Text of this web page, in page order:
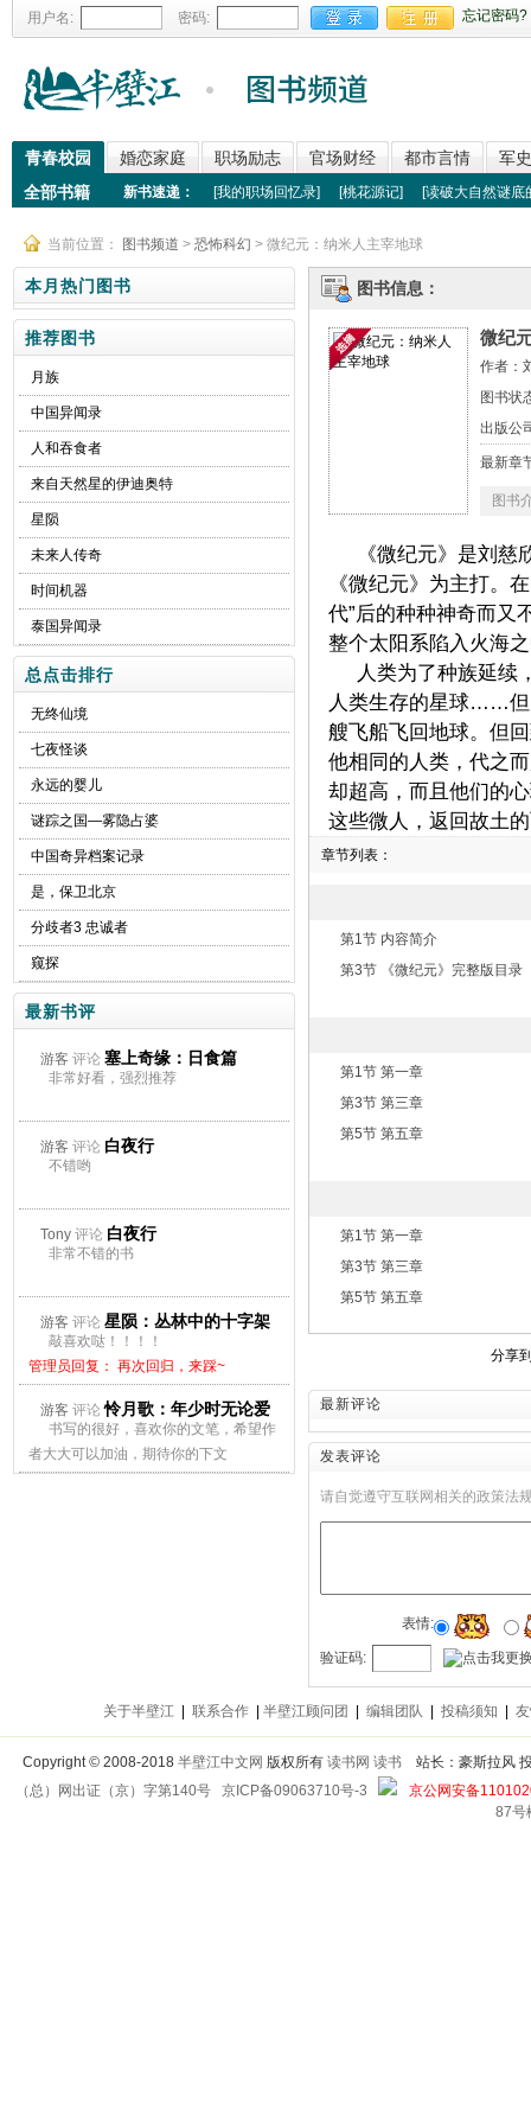
用户名: 密码: 忘记密码?
青春校园 婚恋家庭 职场励志 官场财经 都市言情
军
全部书籍
新书速递： [我的职场回忆录] [桃花源记] [读破大自然谜底
当前位置： 图书频道 > 恐怖科幻 > 微纪元：纳米人主宰地球
本月热门图书
推荐图书
月族
中国异闻录
人和吞食者
来自天然星的伊迪奥特
星陨
未来人传奇
时间机器
泰国异闻录
总点击排行
无终仙境
七夜怪谈
永远的婴儿
谜踪之国—雾隐占婆
中国奇异档案记录
是，保卫北京
分歧者3 忠诚者
窥探
最新书评
游客 评论 塞上奇缘：日食篇
非常好看，强烈推荐
游客 评论 白夜行
不错哟
Tony 评论 白夜行
非常不错的书
游客 评论 星陨：丛林中的十字架
敲喜欢哒！！！！
管理员回复： 再次回归，来踩~
游客 评论怜月歌：年少时无论爱
上谁都会痛
书写的很好，喜欢你的文笔，希望作
者大大可以加油，期待你的下文
管理员回复： 再次回归，来踩~
图书信息：
微纪
作者：
图书状
出版公
最新章
图书
《微纪元》是刘
《微纪元》为主打。
代”后的种种神奇而又
整个太阳系陷入火海
人类为了种族延续
人类生存的星球……但
艘飞船飞回地球。但
他相同的人类，代之
却超高，而且他们的
这些微人，返回故土
章节列表：
第1节 内容简介
第3节 《微纪元》完整版目录
第1节 第一章
第3节 第三章
第5节 第五章
第1节 第一章
第3节 第三章
第5节 第五章
分享
最新评论
发表评论
请自觉遵守互联网相关的政策法
表情:
验证码:
关于半壁江 联系合作 半壁江顾问团 编辑团队 投稿须知
Copyright©2008-2018 半壁江中文网 版权所有 读书网 读书
站长：豪斯拉风
（总）网出证（京）字第140号 京ICP备09063710号-3
京公网安备
87号